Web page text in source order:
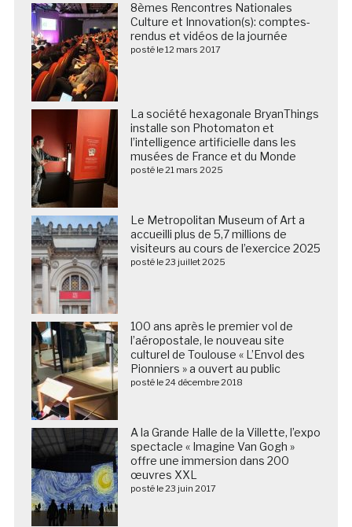
8èmes Rencontres Nationales
Culture et Innovation(s): comptes-
rendus et vidéos de la journée
posté le 12 mars 2017
La société hexagonale BryanThings
installe son Photomaton et
l’intelligence artificielle dans les
musées de France et du Monde
posté le 21 mars 2025
Le Metropolitan Museum of Art a
accueilli plus de 5,7 millions de
visiteurs au cours de l’exercice 2025
posté le 23 juillet 2025
100 ans après le premier vol de
l’aéropostale, le nouveau site
culturel de Toulouse « L’Envol des
Pionniers » a ouvert au public
posté le 24 décembre 2018
A la Grande Halle de la Villette, l’expo
spectacle « Imagine Van Gogh »
offre une immersion dans 200
œuvres XXL
posté le 23 juin 2017